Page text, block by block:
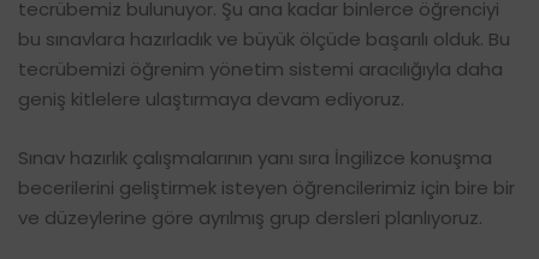
tecrübemiz bulunuyor. Şu ana kadar binlerce öğrenciyi
bu sınavlara hazırladık ve büyük ölçüde başarılı olduk. Bu
tecrübemizi öğrenim yönetim sistemi aracılığıyla daha
geniş kitlelere ulaştırmaya devam ediyoruz.
Sınav hazırlık çalışmalarının yanı sıra İngilizce konuşma
becerilerini geliştirmek isteyen öğrencilerimiz için bire bir
ve düzeylerine göre ayrılmış grup dersleri planlıyoruz.